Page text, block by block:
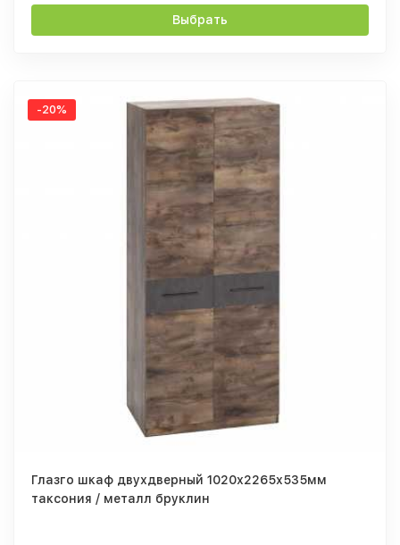
Выбрать
-20%
Глазго шкаф двухдверный 1020х2265х535мм
таксония / металл бруклин